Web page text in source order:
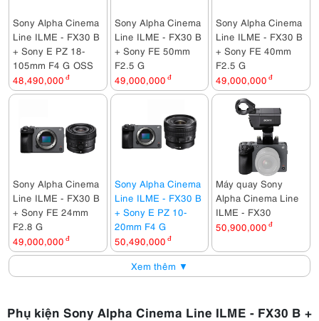
Sony Alpha Cinema
Line ILME - FX30 B
+ Sony E PZ 18-
105mm F4 G OSS
48,490,000 đ
Sony Alpha Cinema
Line ILME - FX30 B
+ Sony FE 50mm
F2.5 G
49,000,000 đ
Sony Alpha Cinema
Line ILME - FX30 B
+ Sony FE 40mm
F2.5 G
49,000,000 đ
Sony Alpha Cinema
Line ILME - FX30 B
+ Sony FE 24mm
F2.8 G
49,000,000 đ
Sony Alpha Cinema
Line ILME - FX30 B
+ Sony E PZ 10-
20mm F4 G
50,490,000 đ
Máy quay Sony
Alpha Cinema Line
ILME - FX30
50,900,000 đ
Xem thêm ▼
Phụ kiện Sony Alpha Cinema Line ILME - FX30 B +